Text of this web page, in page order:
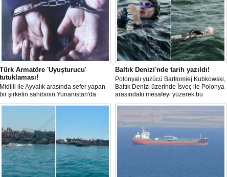
Türk Armatöre 'Uyuşturucu'
tutuklaması!
Midilli ile Ayvalık arasında sefer yapan
bir şirketin sahibinin Yunanistan'da
tutuklandığı bildirildi.
Baltık Denizi'nde tarih yazıldı!
Polonyalı yüzücü Bartłomiej Kubkowski,
Baltık Denizi üzerinde İsveç ile Polonya
arasındaki mesafeyi yüzerek bu
başarının ilk örneği olarak tarihe geçti.